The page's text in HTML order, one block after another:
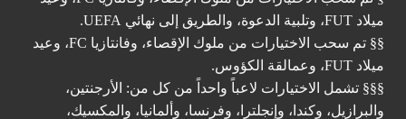
ميلاد FUT، وتلبية الدعوة، والطريق إلى نهائي UEFA.
§§ تم سحب الاختيارات من ملوك الإقصاء، وفانتازيا FC، وعيد
ميلاد FUT، وعمالقة الكؤوس.
§§§ تشمل الاختيارات لاعباً واحداً من كل من: الأرجنتين،
والبرازيل، وكندا، وإنجلترا، وفرنسا، وألمانيا، والمكسيك،